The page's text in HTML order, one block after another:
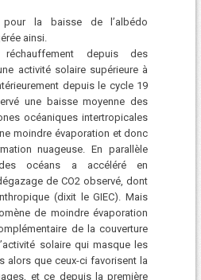
pour la baisse de l’albédo
ainsi.
depuis des
activité solaire supérieure à
depuis le cycle 19
une baisse moyenne des
océaniques intertropicales
moindre évaporation et donc
nuageuse. En parallèle
des océans a accéléré en
de CO2 observé, dont
(dixit le GIEC). Mais
de moindre évaporation
de la couverture
solaire qui masque les
alors que ceux-ci favorisent la
et ce depuis la première